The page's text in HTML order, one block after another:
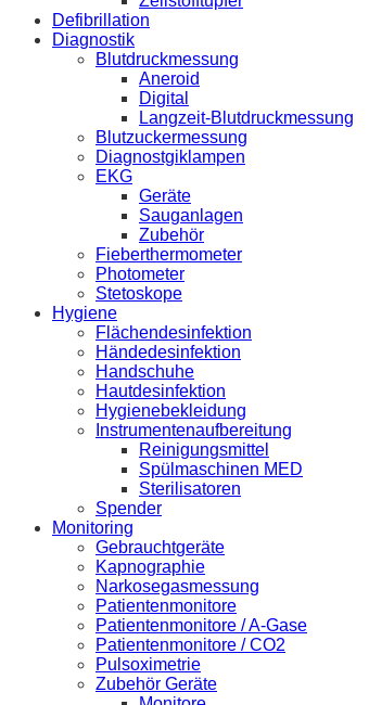
Defibrillation
Diagnostik
Blutdruckmessung
Aneroid
Digital
Langzeit-Blutdruckmessung
Blutzuckermessung
Diagnostgiklampen
EKG
Geräte
Sauganlagen
Zubehör
Fieberthermometer
Photometer
Stetoskope
Hygiene
Flächendesinfektion
Händedesinfektion
Handschuhe
Hautdesinfektion
Hygienebekleidung
Instrumentenaufbereitung
Reinigungsmittel
Spülmaschinen MED
Sterilisatoren
Spender
Monitoring
Gebrauchtgeräte
Kapnographie
Narkosegasmessung
Patientenmonitore
Patientenmonitore / A-Gase
Patientenmonitore / CO2
Pulsoximetrie
Zubehör Geräte